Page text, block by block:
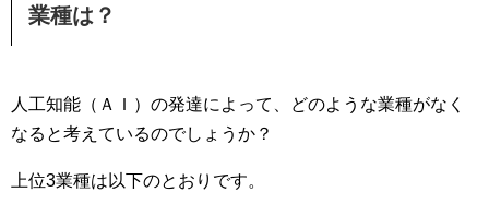
業種は？
人工知能（ＡＩ）の発達によって、どのような業種がなく
なると考えているのでしょうか？
上位3業種は以下のとおりです。